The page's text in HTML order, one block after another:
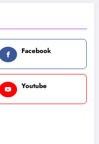
Facebook
Youtube